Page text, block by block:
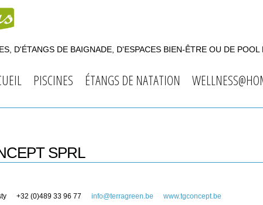
D'ÉTANGS DE BAIGNADE, D'ESPACES BIEN-ÊTRE OU DE
PISCINES ÉTANGS DE NATATION
SPRL
+32 (0)489 33 96 77 info@terragreen.be www.tgconcept.be